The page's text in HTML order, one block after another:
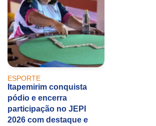
ESPORTE
Itapemirim conquista
pódio e encerra
participação no JEPI
2026 com destaque e